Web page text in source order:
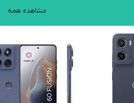
مشاهده همه